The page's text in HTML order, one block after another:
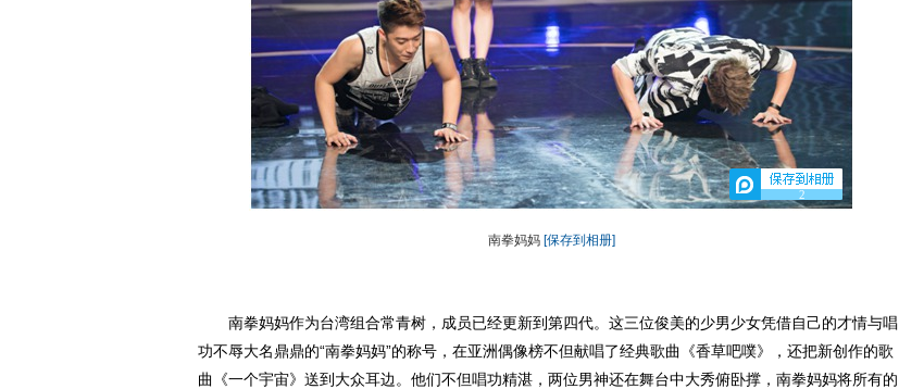
2
南拳妈妈 [保存到相册]
南拳妈妈作为台湾组合常青树，成员已经更新到第四代。这三位俊美的少男少女凭借自己的才情与唱
功不辱大名鼎鼎的“南拳妈妈”的称号，在亚洲偶像榜不但献唱了经典歌曲《香草吧噗》，还把新创作的歌
曲《一个宇宙》送到大众耳边。他们不但唱功精湛，两位男神还在舞台中大秀俯卧撑，南拳妈妈将所有的